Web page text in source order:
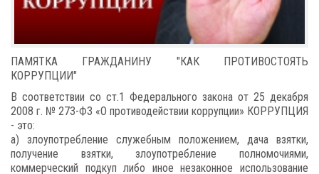
ПАМЯТКА ГРАЖДАНИНУ "КАК ПРОТИВОСТОЯТЬ
КОРРУПЦИИ"
В соответствии со ст.1 Федерального закона от 25 декабря
2008 г. № 273-ФЗ «О противодействии коррупции» КОРРУПЦИЯ
- это:
а) злоупотребление служебным положением, дача взятки,
получение взятки, злоупотребление полномочиями,
коммерческий подкуп либо иное незаконное использование